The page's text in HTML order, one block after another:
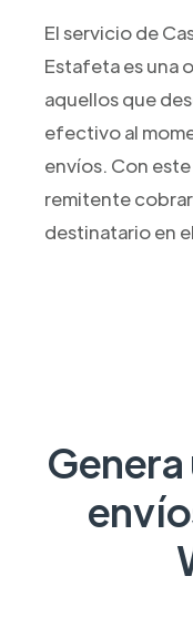
El servicio de
Estafeta es una
aquellos que
efectivo al
envíos. Con
remitente
destinatario en